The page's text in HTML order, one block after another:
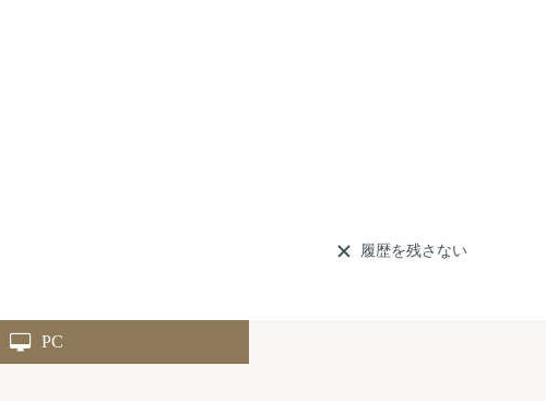
履歴を残さない
PC